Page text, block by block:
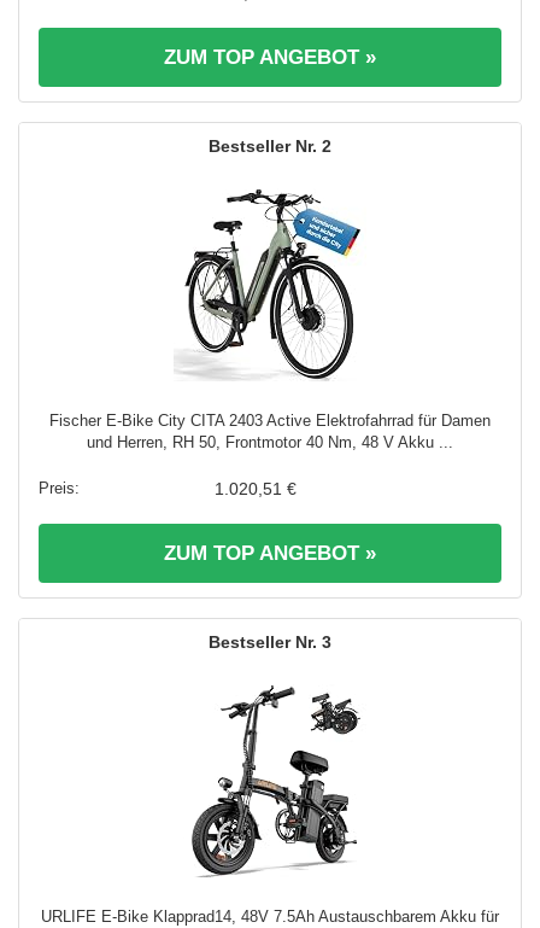
ZUM TOP ANGEBOT »
2
Fischer E-Bike City CITA 2403 Active Elektrofahrrad für Damen
und Herren, RH 50, Frontmotor 40 Nm, 48 V Akku ...
1.020,51 €
ZUM TOP ANGEBOT »
3
URLIFE E-Bike Klapprad14, 48V 7.5Ah Austauschbarem Akku für